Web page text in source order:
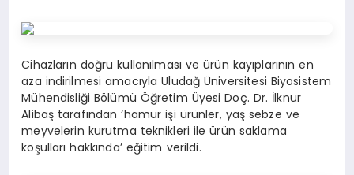
Cihazların doğru kullanılması ve ürün kayıplarının en
aza indirilmesi amacıyla Uludağ Üniversitesi Biyosistem
Mühendisliği Bölümü Öğretim Üyesi Doç. Dr. İlknur
Alibaş tarafından ‘hamur işi ürünler, yaş sebze ve
meyvelerin kurutma teknikleri ile ürün saklama
koşulları hakkında’ eğitim verildi.